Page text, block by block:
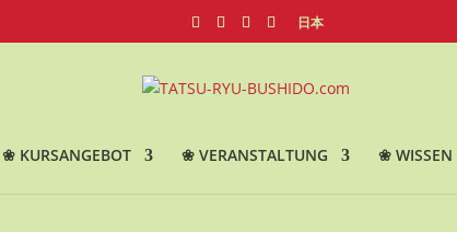
日本
❀ KURSANGEBOT ❀ VERANSTALTUNG ❀ WISSEN